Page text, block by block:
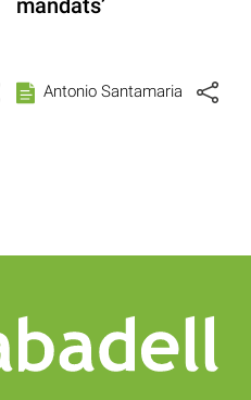
Antonio Santamaria